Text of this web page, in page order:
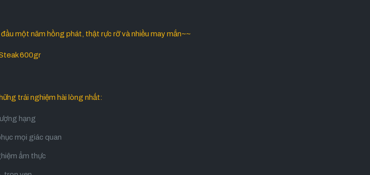
một năm hồng phát, thật rực rỡ và nhiều may mắn~~
600gr
trải nghiệm hài lòng nhất:
hạng
mọi giác quan
ẩm thực